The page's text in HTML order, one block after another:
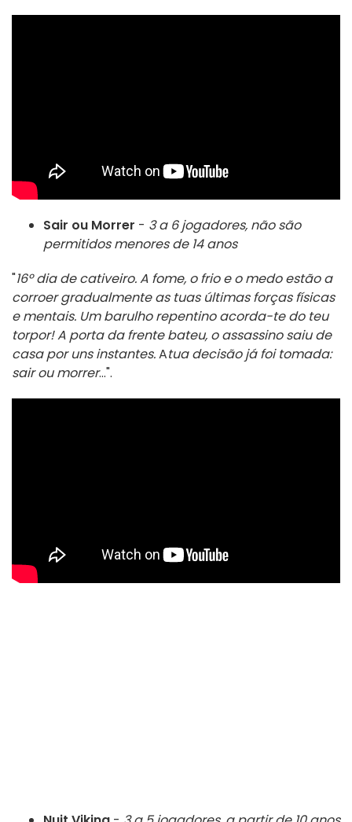
Sair ou Morrer - 3 a 6 jogadores, não são
permitidos menores de 14 anos
"16º dia de cativeiro. A fome, o frio e o medo estão a
corroer gradualmente as tuas últimas forças físicas
e mentais. Um barulho repentino acorda-te do teu
torpor! A porta da frente bateu, o assassino saiu de
casa por uns instantes.Atua decisão já foi tomada:
sair ou morrer...".